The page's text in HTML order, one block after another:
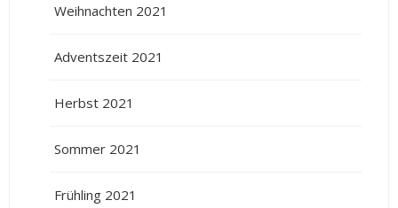
Weihnachten 2021
Adventszeit 2021
Herbst 2021
Sommer 2021
Frühling 2021